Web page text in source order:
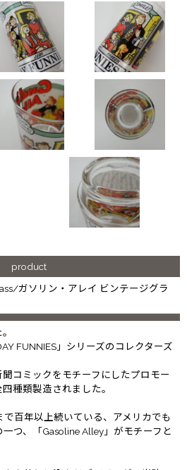
product
ガソリン・アレイ ビンテージグラ
FUNNIES」シリーズのコレクターズ
コミックをモチーフにしたプロモー
種類製造されました。
で百年以上続いている、アメリカでも
つ、「Gasoline Alley」がモチーフと